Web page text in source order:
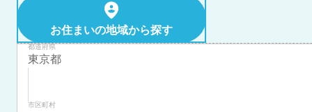
お住まいの地域から探す
都道府県
市区町村